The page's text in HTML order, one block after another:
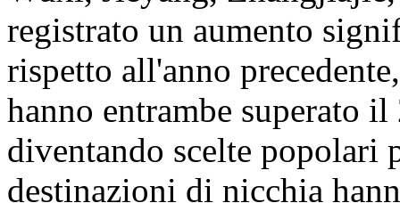
registrato un aumento
rispetto all'anno
hanno entrambe superato
diventando scelte popolari
destinazioni di nicchia